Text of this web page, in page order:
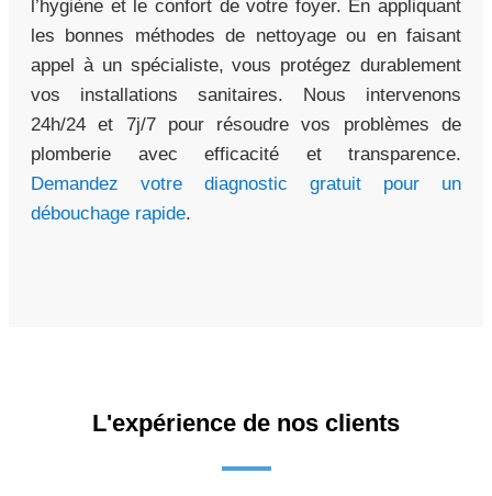
l’hygiène et le confort de votre foyer. En appliquant
les bonnes méthodes de nettoyage ou en faisant
appel à un spécialiste, vous protégez durablement
vos installations sanitaires. Nous intervenons
24h/24 et 7j/7 pour résoudre vos problèmes de
plomberie avec efficacité et transparence.
Demandez votre diagnostic gratuit pour un
débouchage rapide.
L'expérience de nos clients